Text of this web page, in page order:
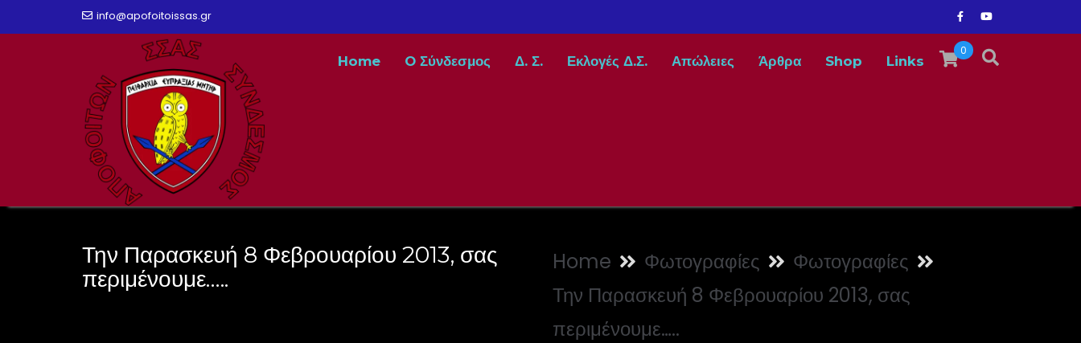
info@apofoitoissas.gr
0
Home O Σύνδεσμος Δ. Σ. Εκλογές Δ.Σ. Απώλειες Άρθρα Shop Links
Την Παρασκευή 8 Φεβρουαρίου 2013, σας
περιμένουμε…..
Home Φωτογραφίες
Φωτογραφίες
Την Παρασκευή 8 Φεβρουαρίου 2013, σας
περιμένουμε…..